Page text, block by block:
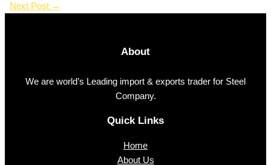
Next Post →
About
We are world’s Leading import & exports trader for Steel
Company.
Quick Links
Home
About Us